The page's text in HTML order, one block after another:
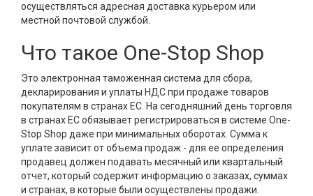
осуществляться адресная доставка курьером или
местной почтовой службой.
Что такое One-Stop Shop
Это электронная таможенная система для сбора,
декларирования и уплаты НДС при продаже товаров
покупателям в странах ЕС. На сегодняшний день торговля
в странах ЕС обязывает регистрироваться в системе One-
Stop Shop даже при минимальных оборотах. Сумма к
уплате зависит от объема продаж - для ее определения
продавец должен подавать месячный или квартальный
отчет, который содержит информацию о заказах, суммах
и странах, в которые были осуществлены продажи.